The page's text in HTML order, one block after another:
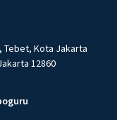
Tebet, Kota Jakarta
12860